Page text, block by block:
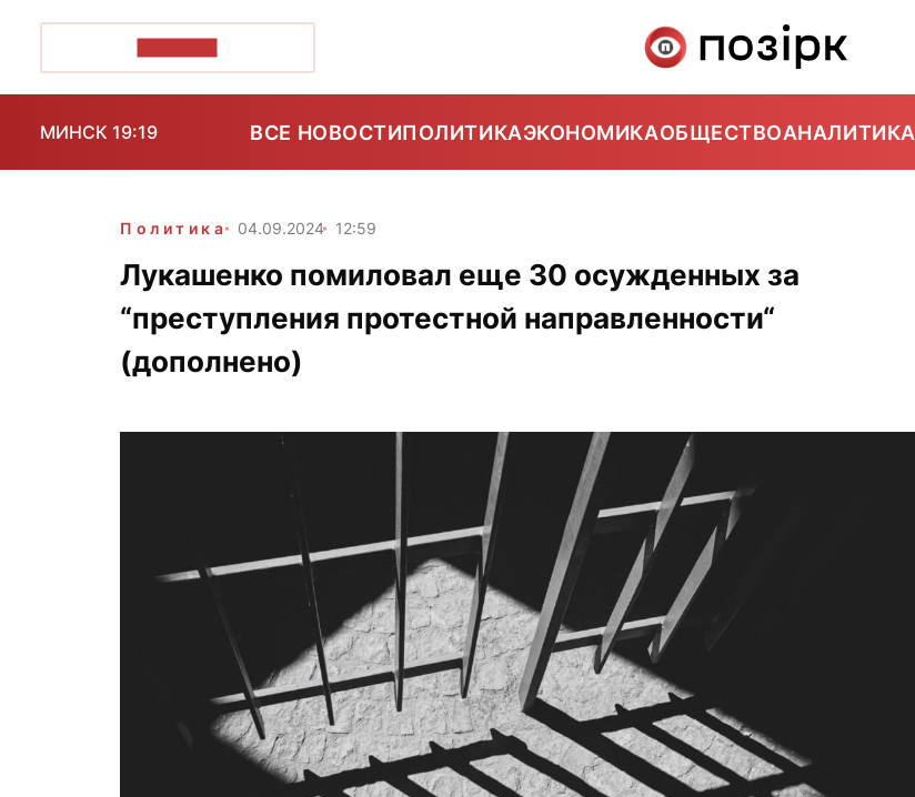
МИНСК 19:19 ВСЕ НОВОСТИПОЛИТИКАЭКОНОМИКАОБЩЕСТВОАНАЛИТИКА
Политика 04.09.2024 12:59
Лукашенко помиловал еще 30 осужденных за
“преступления протестной направленности“
(дополнено)